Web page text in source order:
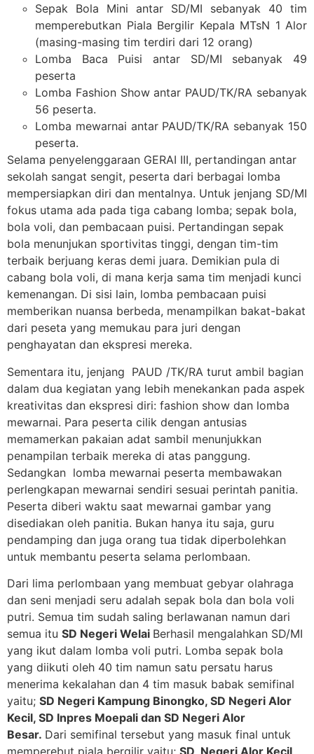
Sepak Bola Mini antar SD/MI sebanyak 40 tim
memperebutkan Piala Bergilir Kepala MTsN 1 Alor
(masing-masing tim terdiri dari 12 orang)
Lomba Baca Puisi antar SD/MI sebanyak 49
peserta
Lomba Fashion Show antar PAUD/TK/RA sebanyak
56 peserta.
Lomba mewarnai antar PAUD/TK/RA sebanyak 150
peserta.
Selama penyelenggaraan GERAI III, pertandingan antar
sekolah sangat sengit, peserta dari berbagai lomba
mempersiapkan diri dan mentalnya. Untuk jenjang SD/MI
fokus utama ada pada tiga cabang lomba; sepak bola,
bola voli, dan pembacaan puisi. Pertandingan sepak
bola menunjukan sportivitas tinggi, dengan tim-tim
terbaik berjuang keras demi juara. Demikian pula di
cabang bola voli, di mana kerja sama tim menjadi kunci
kemenangan. Di sisi lain, lomba pembacaan puisi
memberikan nuansa berbeda, menampilkan bakat-bakat
dari peseta yang memukau para juri dengan
penghayatan dan ekspresi mereka.
Sementara itu, jenjang PAUD /TK/RA turut ambil bagian
dalam dua kegiatan yang lebih menekankan pada aspek
kreativitas dan ekspresi diri: fashion show dan lomba
mewarnai. Para peserta cilik dengan antusias
memamerkan pakaian adat sambil menunjukkan
penampilan terbaik mereka di atas panggung.
Sedangkan lomba mewarnai peserta membawakan
perlengkapan mewarnai sendiri sesuai perintah panitia.
Peserta diberi waktu saat mewarnai gambar yang
disediakan oleh panitia. Bukan hanya itu saja, guru
pendamping dan juga orang tua tidak diperbolehkan
untuk membantu peserta selama perlombaan.
Dari lima perlombaan yang membuat gebyar olahraga
dan seni menjadi seru adalah sepak bola dan bola voli
putri. Semua tim sudah saling berlawanan namun dari
semua itu SD Negeri Welai Berhasil mengalahkan SD/MI
yang ikut dalam lomba voli putri. Lomba sepak bola
yang diikuti oleh 40 tim namun satu persatu harus
menerima kekalahan dan 4 tim masuk babak semifinal
yaitu; SD Negeri Kampung Binongko, SD Negeri Alor
Kecil, SD Inpres Moepali dan SD Negeri Alor
Besar. Dari semifinal tersebut yang masuk final untuk
memperebut piala bergilir yaitu; SD Negeri Alor Kecil